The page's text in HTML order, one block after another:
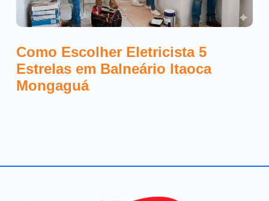
Como Escolher Eletricista 5
Estrelas em Balneário Itaoca
Mongaguá